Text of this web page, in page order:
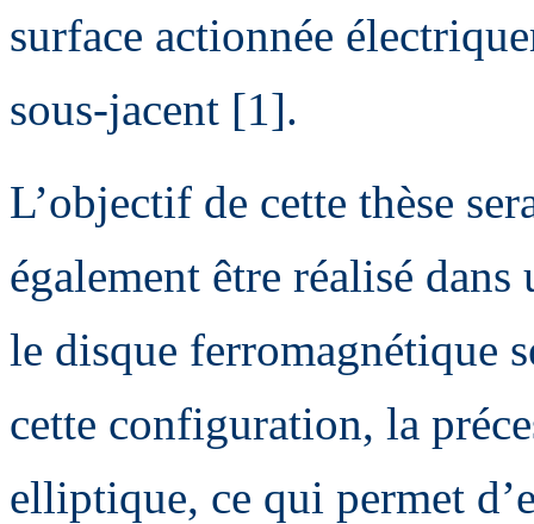
surface actionnée
sous-jacent [1].
L’objectif de cette thèse
également être réalisé
le disque ferromagnétique
cette configuration, la
elliptique, ce qui permet